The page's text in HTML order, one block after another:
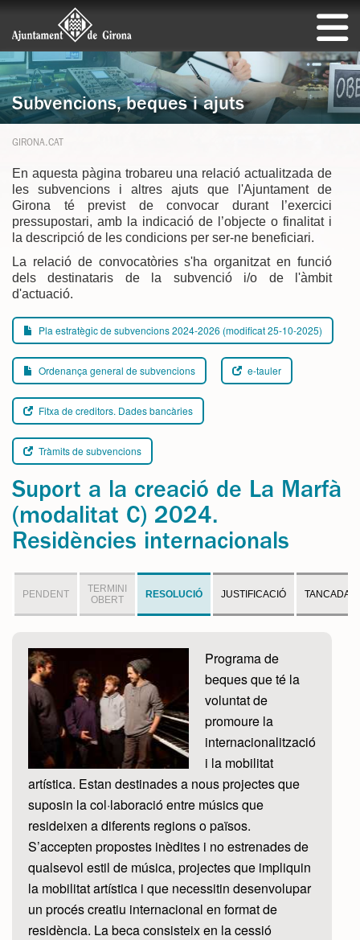
Subvencions, beques i ajuts
GIRONA.CAT
En aquesta pàgina trobareu una relació actualitzada de
les subvencions i altres ajuts que l'Ajuntament de
Girona té previst de convocar durant l’exercici
pressupostari, amb la indicació de l’objecte o finalitat i
la descripció de les condicions per ser-ne beneficiari.
La relació de convocatòries s'ha organitzat en funció
dels destinataris de la subvenció i/o de l'àmbit
d'actuació.
Pla estratègic de subvencions 2024-2026 (modificat 25-10-2025)
Ordenança general de subvencions e-tauler
Fitxa de creditors. Dades bancàries
Tràmits de subvencions
Suport a la creació de La Marfà
(modalitat C) 2024.
Residències internacionals
PENDENT
TERMINI
OBERT
RESOLUCIÓ JUSTIFICACIÓ TANCADA
Programa de
beques que té la
voluntat de
promoure la
internacionalització
i la mobilitat
artística. Estan destinades a nous projectes que
suposin la col·laboració entre músics que
resideixen a diferents regions o països.
S’accepten propostes inèdites i no estrenades de
qualsevol estil de música, projectes que impliquin
la mobilitat artística i que necessitin desenvolupar
un procés creatiu internacional en format de
residència. La beca consisteix en la cessió